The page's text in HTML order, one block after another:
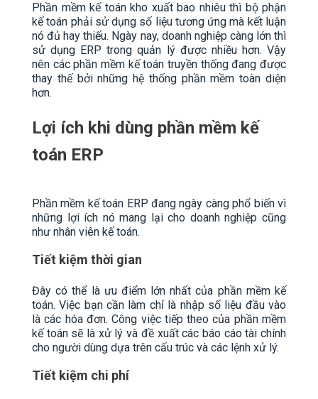
Phần mềm kế toán kho xuất bao nhiêu thì bộ phận
kế toán phải sử dụng số liệu tương ứng mà kết luận
nó đủ hay thiếu. Ngày nay, doanh nghiệp càng lớn thì
sử dụng ERP trong quản lý được nhiều hơn. Vậy
nên các phần mềm kế toán truyền thống đang được
thay thế bởi những hệ thống phần mềm toàn diện
hơn.
Lợi ích khi dùng phần mềm kế
toán ERP
Phần mềm kế toán ERP đang ngày càng phổ biến vì
những lợi ích nó mang lại cho doanh nghiệp cũng
như nhân viên kế toán.
Tiết kiệm thời gian
Đây có thể là ưu điểm lớn nhất của phần mềm kế
toán. Việc bạn cần làm chỉ là nhập số liệu đầu vào
là các hóa đơn. Công việc tiếp theo của phần mềm
kế toán sẽ là xử lý và đề xuất các báo cáo tài chính
cho người dùng dựa trên cấu trúc và các lệnh xử lý.
Tiết kiệm chi phí